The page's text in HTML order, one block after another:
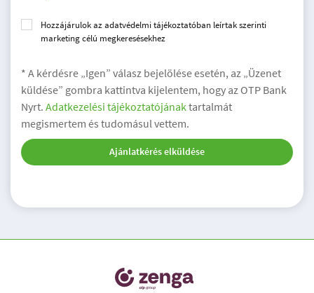
Hozzájárulok az adatvédelmi tájékoztatóban leírtak szerinti
marketing célú megkeresésekhez
* A kérdésre „Igen” válasz bejelölése esetén, az „Üzenet
küldése” gombra kattintva kijelentem, hogy az OTP Bank
Nyrt. Adatkezelési tájékoztatójánaktartalmát
megismertem és tudomásul vettem.
Ajánlatkérés elküldése